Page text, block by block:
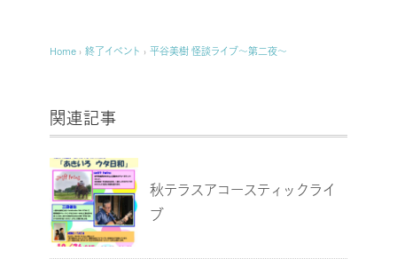
Home › 終了イベント › 平谷美樹 怪談ライブ～第二夜～
関連記事
秋テラスアコースティックライ
ブ